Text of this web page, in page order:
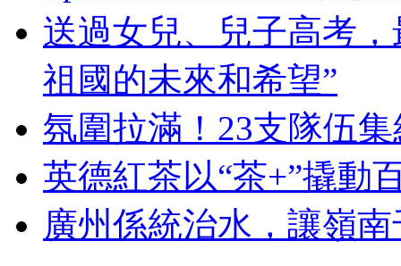
送過女兒、兒子高考
祖國的未來和希望”
氛圍拉滿！23支隊伍
英德紅茶以“茶+”撬動
廣州係統治水，讓嶺